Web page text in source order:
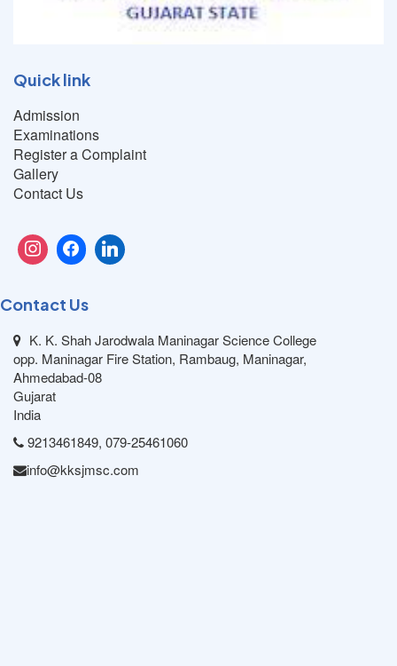
Quick link
Admission
Examinations
Register a Complaint
Gallery
Contact Us
Contact Us
K. K. Shah Jarodwala Maninagar Science College
opp. Maninagar Fire Station, Rambaug, Maninagar,
Ahmedabad-08
Gujarat
India
9213461849, 079-25461060
info@kksjmsc.com